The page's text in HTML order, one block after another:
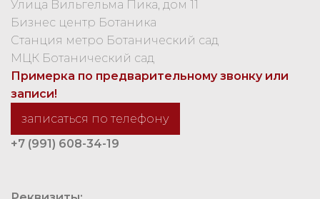
Улица Вильгельма Пика, дом 11
Бизнес центр Ботаника
Станция метро Ботанический сад
МЦК Ботанический сад
Примерка по предварительному звонку или
записи!
записаться по телефону
+7 (991) 608-34-19